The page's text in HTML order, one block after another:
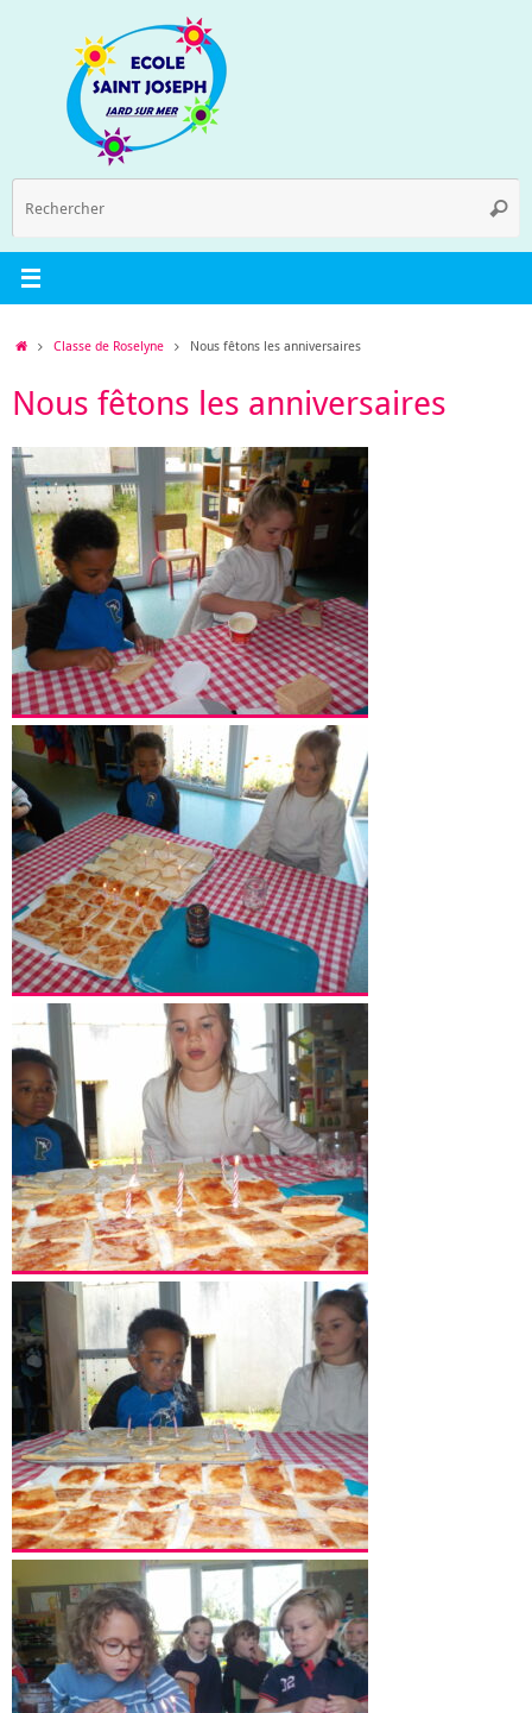
AccueilClasse de Roselyne Nous fêtons les anniversaires
Nous fêtons les anniversaires